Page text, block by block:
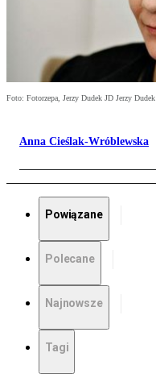
Foto: Fotorzepa, Jerzy Dudek JD Jerzy Dudek
Anna Cieślak-Wróblewska
Powiązane
Polecane
Najnowsze
Tagi